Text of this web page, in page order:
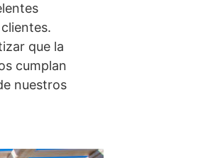
que la
cumplan
nuestros